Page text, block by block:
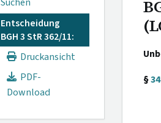
Entscheidung
BGH 3 StR 362/11:
Druckansicht
PDF-
Download
§